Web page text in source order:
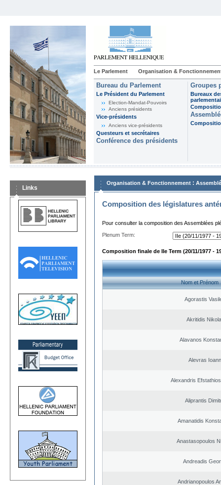
Le Parlement Organisation &
Bureau du Parlement
Le Président du Parlement
Election-Mandat-Pouvoirs
Anciens présidents
Vice-présidents
Anciens vice-présidents
Questeurs et secrétaires
Conférence des présidents
Groupes
Bureaux
Links
Organisation & Fonctionnement :
Composition des législatures
Pour consulter la composition des Assemblées
Plenum Term:
Composition finale de IIe Term (20/11/1977 -
Nom et Prénom
Agorastis
Akritidis
Alavanos
Alevras
Alexandris
Aliprantis
Amanatidis
Anastasopoulos
Andreadis
Andrianopoulos